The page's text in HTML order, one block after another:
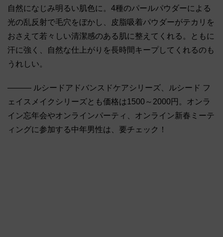
自然になじみ明るい肌色に。4種のパールパウダーによる
光の乱反射で毛穴をぼかし、皮脂吸着パウダーがテカリを
おさえて若々しい清潔感のある肌に整えてくれる。ともに
汗に強く、自然な仕上がりを長時間キープしてくれるのも
うれしい。
――― ルシードアドバンスドケアシリーズ、ルシード フ
ェイスメイクシリーズとも価格は1500～2000円。オンラ
イン忘年会やオンラインパーティ、オンライン新春ミーテ
ィングに参加する中年男性は、要チェック！